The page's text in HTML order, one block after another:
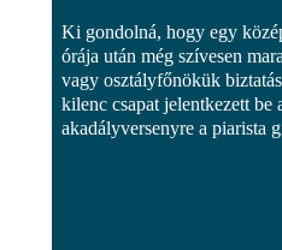
Ki gondolná, hogy egy
órája után még szívesen
vagy osztályfőnökük
kilenc csapat jelentkezett be
akadályversenyre a piarista